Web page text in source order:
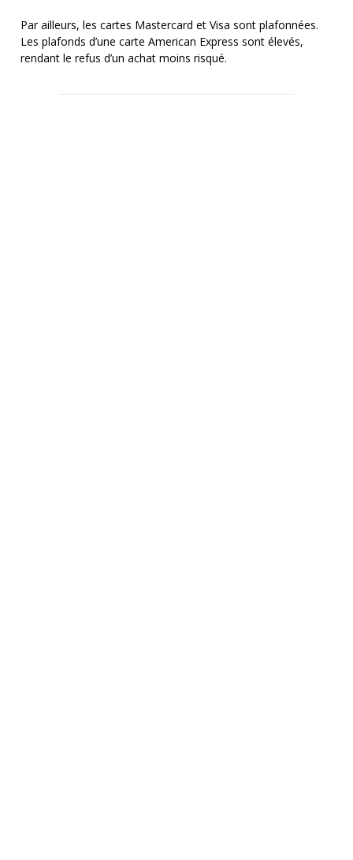
Par ailleurs, les cartes Mastercard et Visa sont plafonnées.
Les plafonds d’une carte American Express sont élevés,
rendant le refus d’un achat moins risqué.